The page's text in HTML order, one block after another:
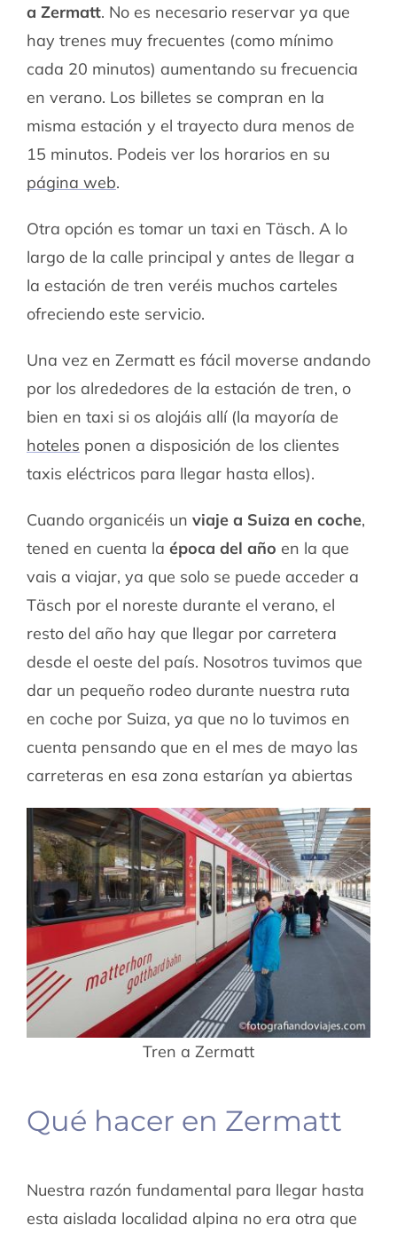
a Zermatt. No es necesario reservar ya que
hay trenes muy frecuentes (como mínimo
cada 20 minutos) aumentando su frecuencia
en verano. Los billetes se compran en la
misma estación y el trayecto dura menos de
15 minutos. Podeis ver los horarios en su
página web.
Otra opción es tomar un taxi en Täsch. A lo
largo de la calle principal y antes de llegar a
la estación de tren veréis muchos carteles
ofreciendo este servicio.
Una vez en Zermatt es fácil moverse andando
por los alrededores de la estación de tren, o
bien en taxi si os alojáis allí (la mayoría de
hoteles ponen a disposición de los clientes
taxis eléctricos para llegar hasta ellos).
Cuando organicéis un viaje a Suiza en coche,
tened en cuenta la época del año en la que
vais a viajar, ya que solo se puede acceder a
Täsch por el noreste durante el verano, el
resto del año hay que llegar por carretera
desde el oeste del país. Nosotros tuvimos que
dar un pequeño rodeo durante nuestra ruta
en coche por Suiza, ya que no lo tuvimos en
cuenta pensando que en el mes de mayo las
carreteras en esa zona estarían ya abiertas
Tren a Zermatt
Qué hacer en Zermatt
Nuestra razón fundamental para llegar hasta
esta aislada localidad alpina no era otra que